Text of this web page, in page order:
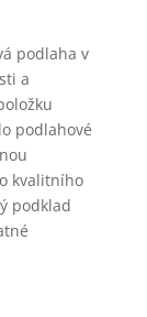
podlaha v
a
podlahové
kvalitního
podklad